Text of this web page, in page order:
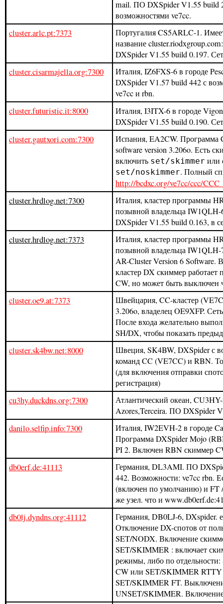
mail. ПО DXSpider V1.55 build
возможностями ve7cc.
cluster.arlc.pt:7373
Португалия CS5ARLC-1.
название
DXSpider V1.55 build 0.197.
cluster.cisarmajella.org:7300
Италия, IZ6FXS-6 в городе
DXSpider V1.57 build 442 с
ve7cc и rbn.
cluster.futuristic.it:8000 Италия, I3ITX-6 в городе
DXSpider V1.55 build 0.190.
cluster.gautxori.com:7300
Испания, EA2CW. Программа
software version 3.206o. Есть
включить set/skimmer или
set/noskimmer. Полный
http://bcdxc.org/ve7cc/ccc/
cluster.hrdlog.net:7300
Италия, кластер программы
позывной владельца
DXSpider V1.55 build 0.163, в
cluster.hrdlog.net:7373
Италия, кластер программы
позывной владельца IW1QLH-
AR-Cluster Version 6 Software.
кластер DX скиммер
CW, но может быть выключен
cluster.oe9.at:7373
Швейцария, CC-кластер
3.206o, владелец OE9XFP.
После входа желательно
SH/DX, чтобы показать
cluster.sk4bw.net:8000
Швеция, SK4BW, DXSpider с
команд CC (VE7CC) и RBN.
(для включения отправки
регистрация)
cu3hy.duckdns.org:7300
Атлантический океан,
Azores,Terceira. ПО DXSpider
danilo.selfip.info:7300
Италия, IW2EVH-2 в городе
Программа DXSpider Mojo
PI 2. Включен RBN скиммер
db0erf.de:41113
Германия, DL3AMI. ПО
442. Возможности: ve7cc rbn.
(включен по умолчанию) и FT
же узел. что и
db0lj.dyndns.org:41112
Германия, DB0LJ-6, DXspider.
Отключение DX-спотов от
SET/NODX. Включение
SET/SKIMMER : включает
режимы, либо по
CW или SET/SKIMMER
SET/SKIMMER FT.
UNSET/SKIMMER.